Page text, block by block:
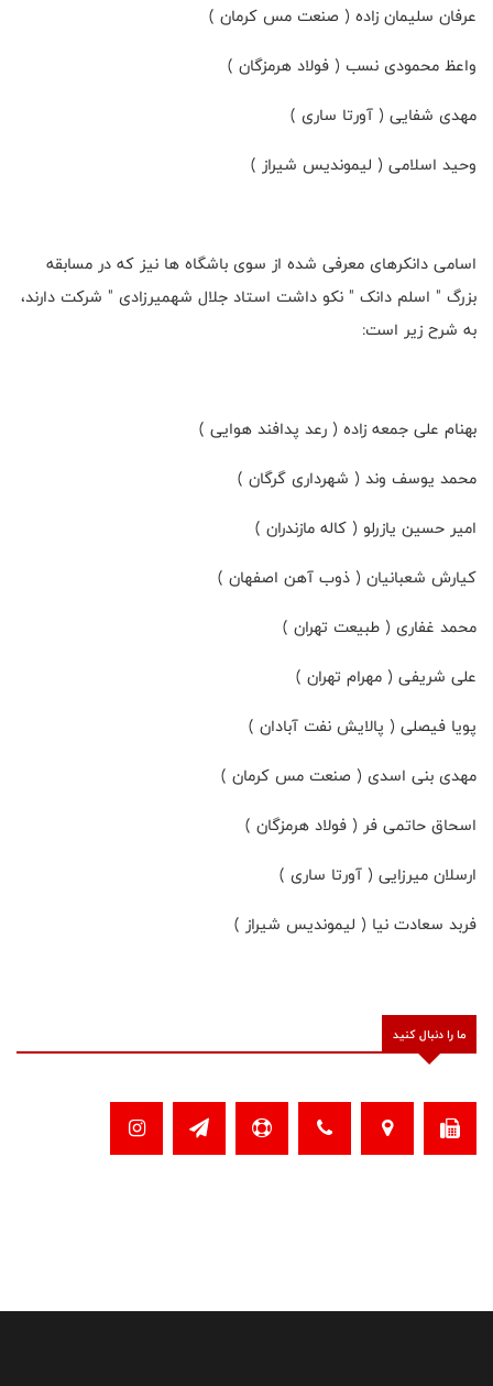
عرفان سلیمان زاده ( صنعت مس کرمان )
واعظ محمودی نسب ( فولاد هرمزگان )
مهدی شفایی ( آورتا ساری )
وحید اسلامی ( لیموندیس شیراز )
اسامی دانکرهای معرفی شده از سوی باشگاه ها نیز که در مسابقه
بزرگ " اسلم دانک " نکو داشت استاد جلال شهمیرزادی " شرکت دارند،
به شرح زیر است:
بهنام علی جمعه زاده ( رعد پدافند هوایی )
محمد یوسف وند ( شهرداری گرگان )
امیر حسین یازرلو ( کاله مازندران )
کیارش شعبانیان ( ذوب آهن اصفهان )
محمد غفاری ( طبیعت تهران )
علی شریفی ( مهرام تهران )
پویا فیصلی ( پالایش نفت آبادان )
مهدی بنی اسدی ( صنعت مس کرمان )
اسحاق حاتمی فر ( فولاد هرمزگان )
ارسلان میرزایی ( آورتا ساری )
فربد سعادت نیا ( لیموندیس شیراز )
ما را دنبال کنید